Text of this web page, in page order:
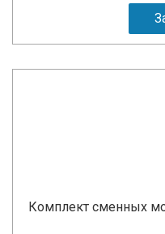
Комплект сменных